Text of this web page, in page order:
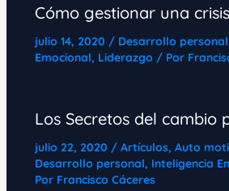
Cómo gestionar una crisis
julio 14, 2020 / Desarrollo personal
Emocional, Liderazgo/ Por
Los Secretos del cambio
julio 22, 2020 / Artículos, Auto
Desarrollo personal, Inteligencia
Por Francisco Cáceres